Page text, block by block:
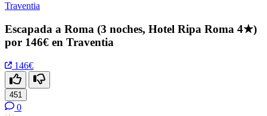
Traventia
Escapada a Roma (3 noches, Hotel Ripa Roma 4★)
por 146€ en Traventia
146€
451
0